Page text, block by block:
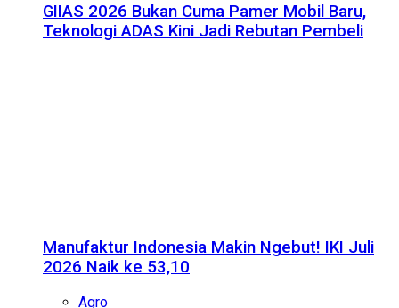
GIIAS 2026 Bukan Cuma Pamer Mobil Baru,
Teknologi ADAS Kini Jadi Rebutan Pembeli
Manufaktur Indonesia Makin Ngebut! IKI Juli
2026 Naik ke 53,10
Agro